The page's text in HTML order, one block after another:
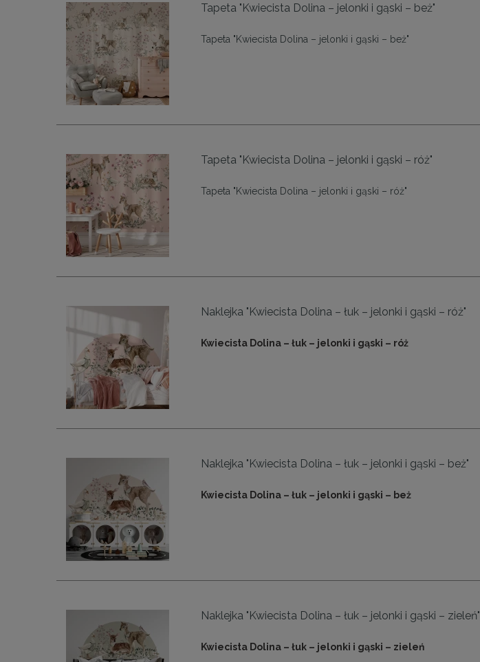
Tapeta "Kwiecista Dolina – jelonki i gąski – beż"
Tapeta "Kwiecista Dolina – jelonki i gąski – beż"
Tapeta "Kwiecista Dolina – jelonki i gąski – róż"
Tapeta "Kwiecista Dolina – jelonki i gąski – róż"
Naklejka "Kwiecista Dolina – łuk – jelonki i gąski – róż"
Kwiecista Dolina – łuk – jelonki i gąski – róż
Naklejka "Kwiecista Dolina – łuk – jelonki i gąski – beż"
Kwiecista Dolina – łuk – jelonki i gąski – beż
Naklejka "Kwiecista Dolina – łuk – jelonki i gąski – zieleń"
Kwiecista Dolina – łuk – jelonki i gąski – zieleń